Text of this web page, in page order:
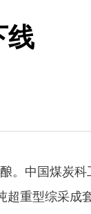
线
。中国煤炭科
超重型综采成